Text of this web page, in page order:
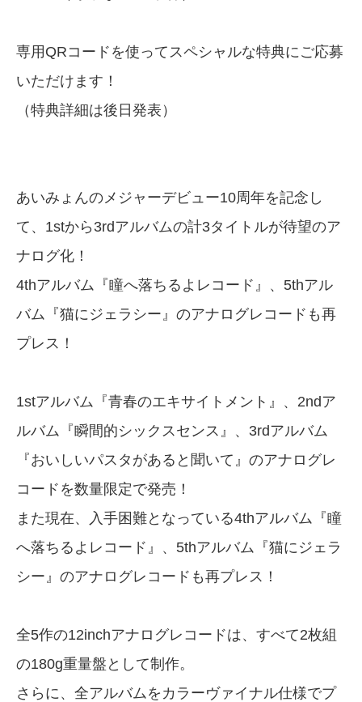
専用QRコードを使ってスペシャルな特典にご応募
いただけます！
（特典詳細は後日発表）
あいみょんのメジャーデビュー10周年を記念し
て、1stから3rdアルバムの計3タイトルが待望のア
ナログ化！
4thアルバム『瞳へ落ちるよレコード』、5thアル
バム『猫にジェラシー』のアナログレコードも再
プレス！
1stアルバム『青春のエキサイトメント』、2ndア
ルバム『瞬間的シックスセンス』、3rdアルバム
『おいしいパスタがあると聞いて』のアナログレ
コードを数量限定で発売！
また現在、入手困難となっている4thアルバム『瞳
へ落ちるよレコード』、5thアルバム『猫にジェラ
シー』のアナログレコードも再プレス！
全5作の12inchアナログレコードは、すべて2枚組
の180g重量盤として制作。
さらに、全アルバムをカラーヴァイナル仕様でプ